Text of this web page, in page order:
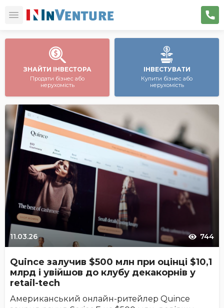
ЗНАЙТИ ІНВЕСТОРА
Продати бізнес або
нерухомість
ІНВЕСТУВАТИ
Купити бізнес або
нерухомість
11.03.26 744
Quince залучив $500 млн при оцінці $10,1
млрд і увійшов до клубу декакорнів у
retail-tech
Американський онлайн-ритейлер Quince